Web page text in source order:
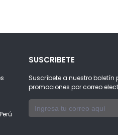
SUSCRIBETE
Suscríbete a nuestro
promociones por correo